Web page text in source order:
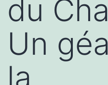
du
Un
la